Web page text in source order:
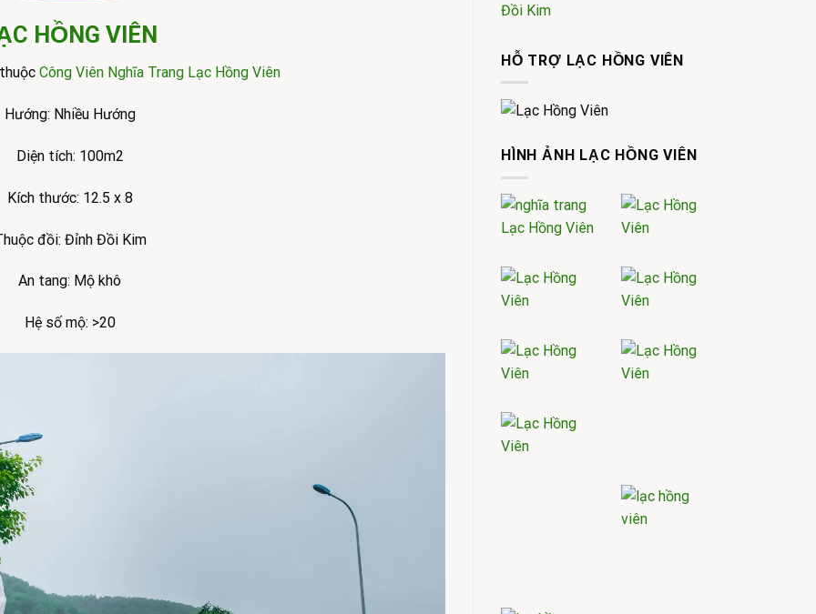
HỒNG VIÊN
Công Viên Nghĩa Trang Lạc Hồng Viên
Hướng: Nhiều Hướng
Diện tích: 100m2
Kích thước: 12.5 x 8
đồi: Đỉnh Đồi Kim
An tang: Mộ khô
Hệ số mộ: >20
Đồi Kim
HỖ TRỢ LẠC HỒNG VIÊN
HÌNH ẢNH LẠC HỒNG VIÊN